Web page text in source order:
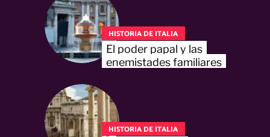
HISTORIA DE ITALIA
El poder papal y las
enemistades familiares
HISTORIA DE ITALIA